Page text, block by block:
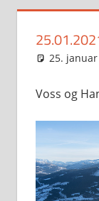
25. januar
Voss og